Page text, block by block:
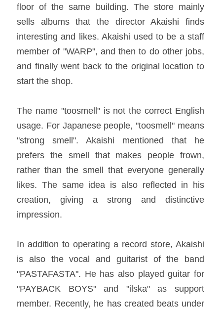
floor of the same building. The store mainly
sells albums that the director Akaishi finds
interesting and likes. Akaishi used to be a staff
member of "WARP", and then to do other jobs,
and finally went back to the original location to
start the shop.​
The name "toosmell" is not the correct English
usage. For Japanese people, "toosmell" means
"strong smell". Akaishi mentioned that he
prefers the smell that makes people frown,
rather than the smell that everyone generally
likes. The same idea is also reflected in his
creation, giving a strong and distinctive
impression.​
In addition to operating a record store, Akaishi
is also the vocal and guitarist of the band
"PASTAFASTA". He has also played guitar for
"PAYBACK BOYS" and "ilska" as support
member. Recently, he has created beats under